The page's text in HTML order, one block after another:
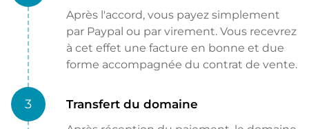
Après l'accord, vous payez simplement
par Paypal ou par virement. Vous recevrez
à cet effet une facture en bonne et due
forme accompagnée du contrat de vente.
3 Transfert du domaine